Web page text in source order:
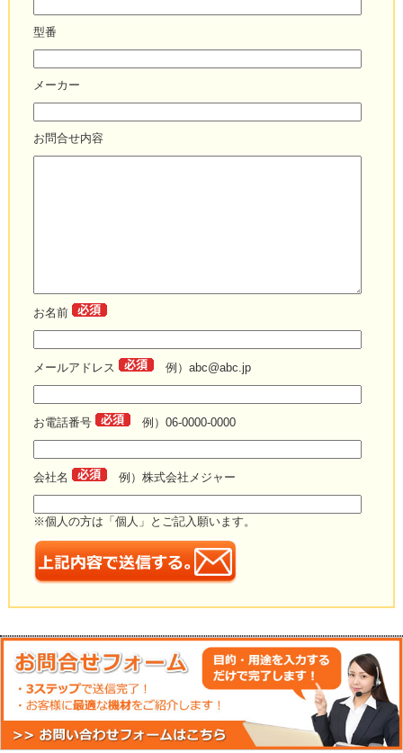
型番
メーカー
お問合せ内容
お名前
メールアドレス 例）abc@abc.jp
お電話番号 例）06-0000-0000
会社名 例）株式会社メジャー
※個人の方は「個人」とご記入願います。